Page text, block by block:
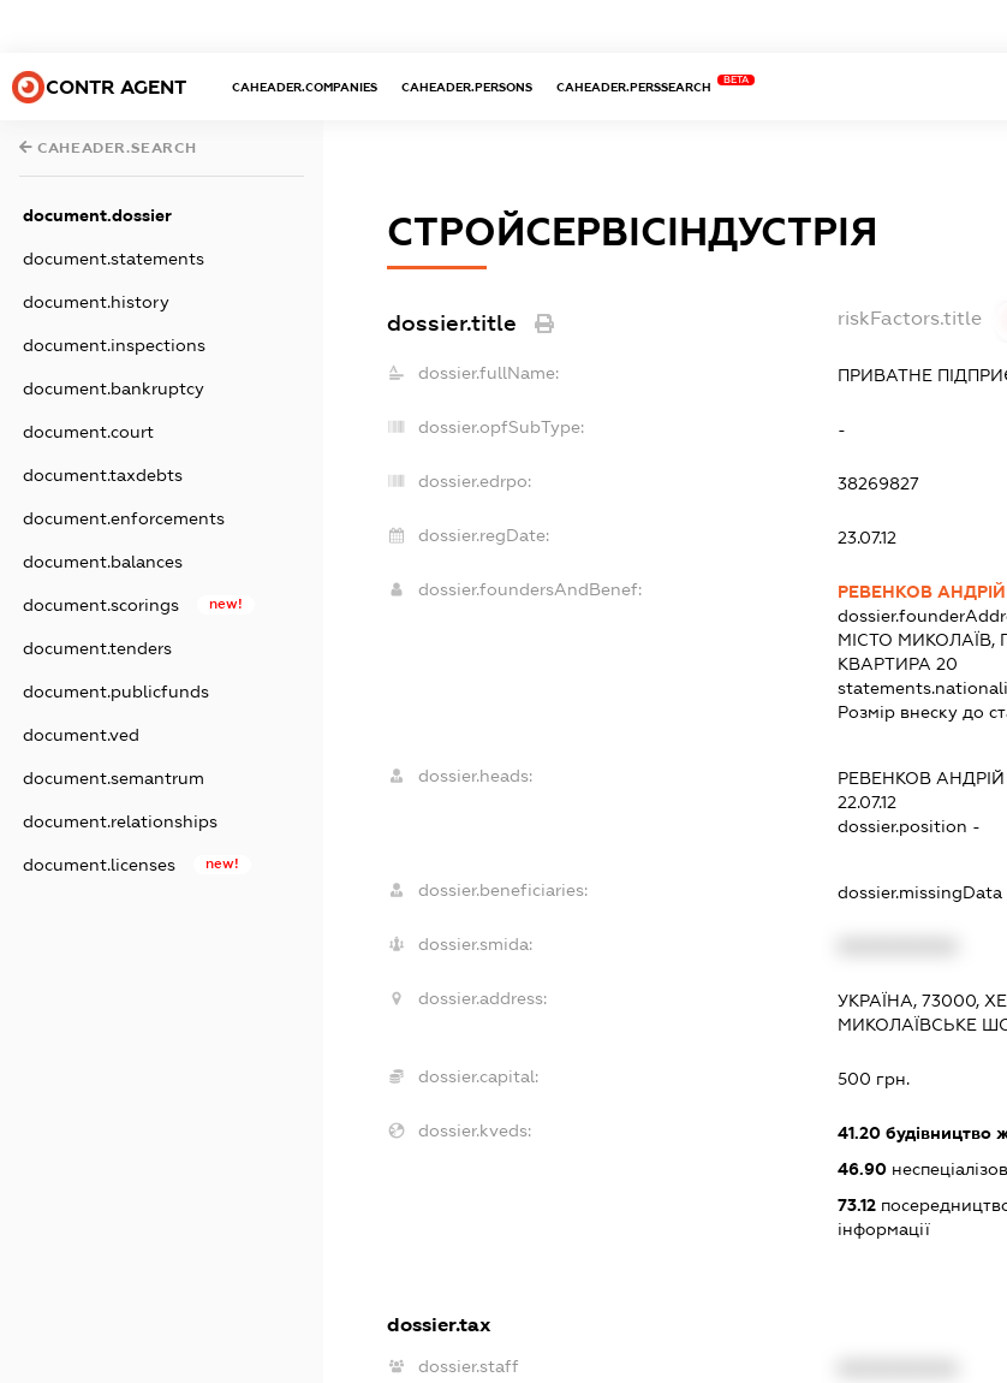
CONTR AGENT CAHEADER.COMPANIES CAHEADER.PERSONS CAHEADER.PERSSEARCH
BETA
CAHEADER.SEARCH
document.dossier
document.statements
document.history
document.inspections
document.bankruptcy
document.court
document.taxdebts
document.enforcements
document.balances
document.scorings new!
document.tenders
document.publicfunds
document.ved
document.semantrum
document.relationships
document.licenses new!
СТРОЙСЕРВІСІНДУСТРІЯ
dossier.title riskFactors.title
dossier.fullName: ПРИВАТНЕ
dossier.opfSubType: -
dossier.edrpo: 38269827
dossier.regDate: 23.07.12
dossier.foundersAndBenef:
РЕВЕНКОВ
МІСТО МИКОЛАЇВ,
КВАРТИРА 20
Розмір внеску до
dossier.heads: РЕВЕНКОВ
22.07.12
dossier.position -
dossier.beneficiaries: dossier.missingData
dossier.smida:
dossier.address:
УКРАЇНА, 73000,
МИКОЛАЇВСЬКЕ
dossier.capital: 500 грн.
dossier.kveds: 41.20 будівництво
46.90
73.12
інформації
dossier.tax
dossier.staff